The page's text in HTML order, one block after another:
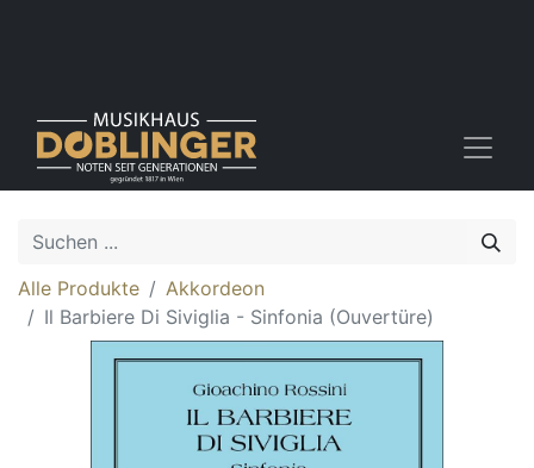
Alle Produkte
Akkordeon
Il Barbiere Di Siviglia - Sinfonia (Ouvertüre)